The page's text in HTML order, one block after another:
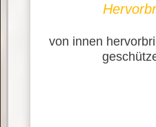
von innen